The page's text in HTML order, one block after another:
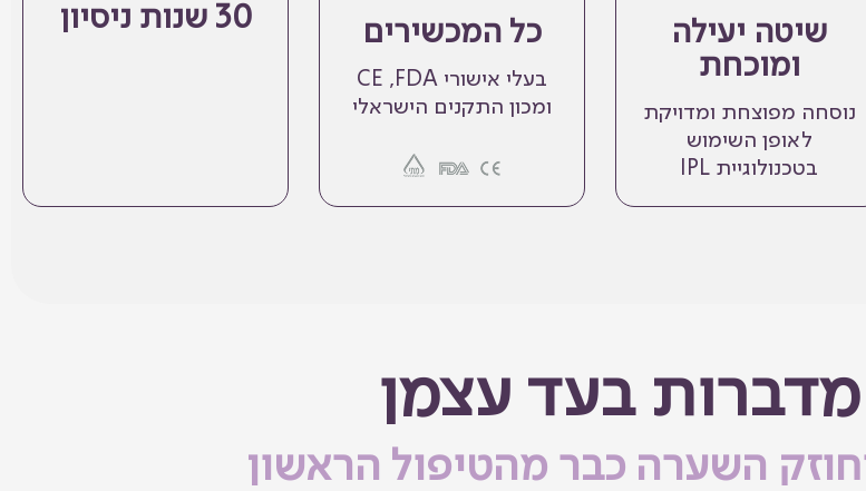
שיטה יעילה
ומוכחת
נוסחה מפוצחת ומדויקת
לאופן השימוש
בטכנולוגיית IPL
כל המכשירים
בעלי אישורי CE ,FDA
ומכון התקנים הישראלי
30 שנות ניסיון
בעד עצמן
השערה כבר מהטיפול הראשון